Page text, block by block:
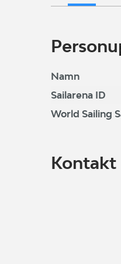
Namn
Sailarena ID
World Sailing
Kontakt